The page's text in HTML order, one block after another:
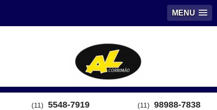
MENU
(11) 5548-7919 (11) 98988-7838